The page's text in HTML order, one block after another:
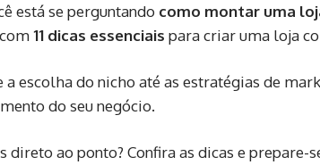
está se perguntando como montar uma
11 dicas essenciais para criar uma loja
a escolha do nicho até as estratégias de
do seu negócio.
direto ao ponto? Confira as dicas e